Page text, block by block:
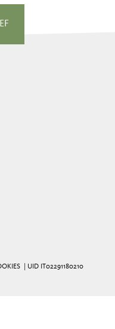
| UID IT02291180210